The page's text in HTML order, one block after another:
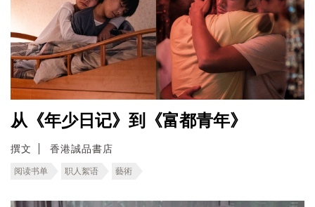
从《年少日记》到《富都青年》
撰文 香港誠品書店
阅读书单 职人絮语 藝術